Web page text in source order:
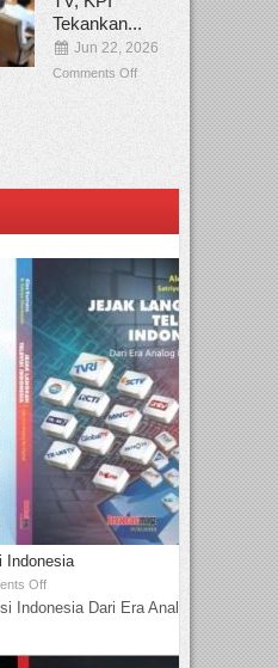
Tekankan...
Jun 22, 2026
Comments Off
Indonesia
Off
Indonesia Dari Era Analog